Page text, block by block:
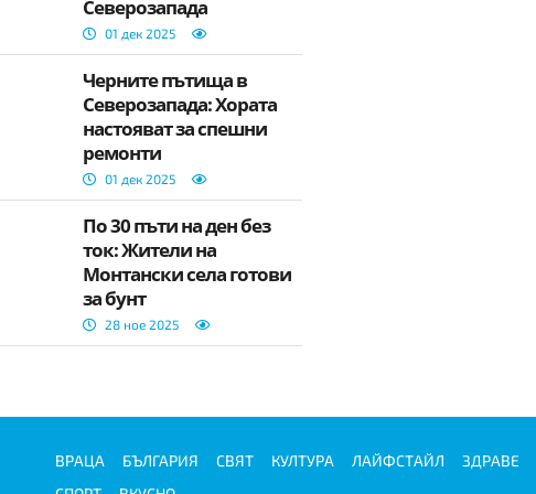
Северозапада
01 дек 2025
Черните пътища в
Северозапада: Хората
настояват за спешни
ремонти
01 дек 2025
По 30 пъти на ден без
ток: Жители на
Монтански села готови
за бунт
28 ное 2025
ВРАЦА БЪЛГАРИЯ СВЯТ КУЛТУРА ЛАЙФСТАЙЛ ЗДРАВЕ